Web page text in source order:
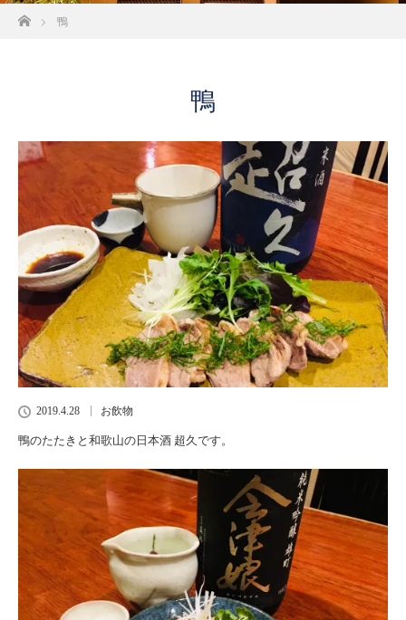
ホーム鴨
鴨
2019.4.28 お飲物
鴨のたたきと和歌山の日本酒 超久です。